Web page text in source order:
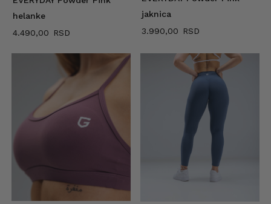
helanke
4.490,00
jaknica
3.990,00